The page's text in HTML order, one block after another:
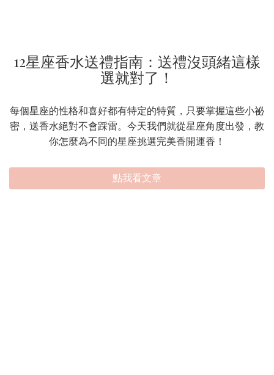
12星座香水送禮指南：送禮沒頭緒這樣
選就對了！
每個星座的性格和喜好都有特定的特質，只要掌握這些小祕
密，送香水絕對不會踩雷。今天我們就從星座角度出發，教
你怎麼為不同的星座挑選完美香開運香！
點我看文章